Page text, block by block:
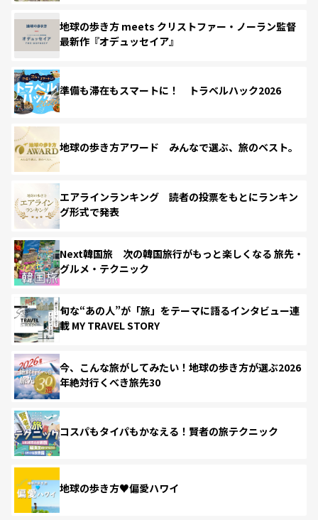
地球の歩き方 meets クリストファー・ノーラン監督
最新作『オデュッセイア』
準備も滞在もスマートに！ トラベルハック2026
地球の歩き方アワード みんなで選ぶ、旅のベスト。
エアラインランキング 読者の投票をもとにランキン
グ形式で発表
Next韓国旅 次の韓国旅行がもっと楽しくなる 旅先・
グルメ・テクニック
旬な“あの人”が「旅」をテーマに語るインタビュー連
載 MY TRAVEL STORY
今、こんな旅がしてみたい！地球の歩き方が選ぶ2026
年絶対行くべき旅先30
コスパもタイパもかなえる！賢者の旅テクニック
地球の歩き方♥偏愛ハワイ